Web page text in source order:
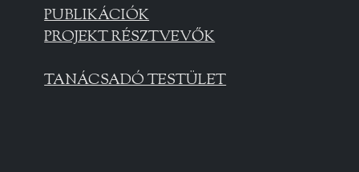
PUBLIKÁCIÓK
PROJEKT RÉSZTVEVŐK
TANÁCSADÓ TESTÜLET